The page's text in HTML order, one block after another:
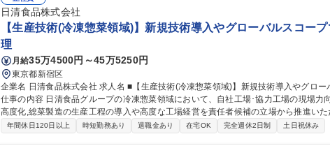
(株)トライアルカンパニーへ出向
日清食品株式会社
【生産技術(冷凍惣菜領域)】新規技術導入やグローバルスコー
理
月給35万4500円～45万5250円
東京都新宿区
企業名 日清食品株式会社 求人名 ■【生産技術(冷凍惣菜領域)】新規技術導入やグローバルスコープでの業務可能
仕事の内容 日清食品グループの冷凍惣菜領域において、自社工場･協力工場の現場力
高度化,総菜製造の生産工程の導入や高度な工場経営を責任者候補の立場から推進いた
【具体的には】■低温工場の本社生産管理 ■低温工場の作業平準の立案～更新 ■自社工
年間休日120日以上 時短勤務あり 退職金あり 在宅OK 完全週休2日制 土日祝休み